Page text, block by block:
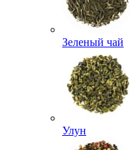
Зеленый чай
Улун